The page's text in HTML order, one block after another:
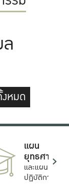
หมด
แผน
ยุทธศาสตร์
และแผน
ปฏิบัติการ